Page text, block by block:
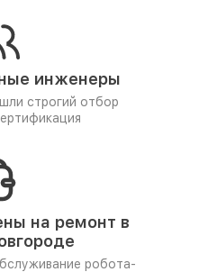
инженеры
строгий отбор
на ремонт в
робота-